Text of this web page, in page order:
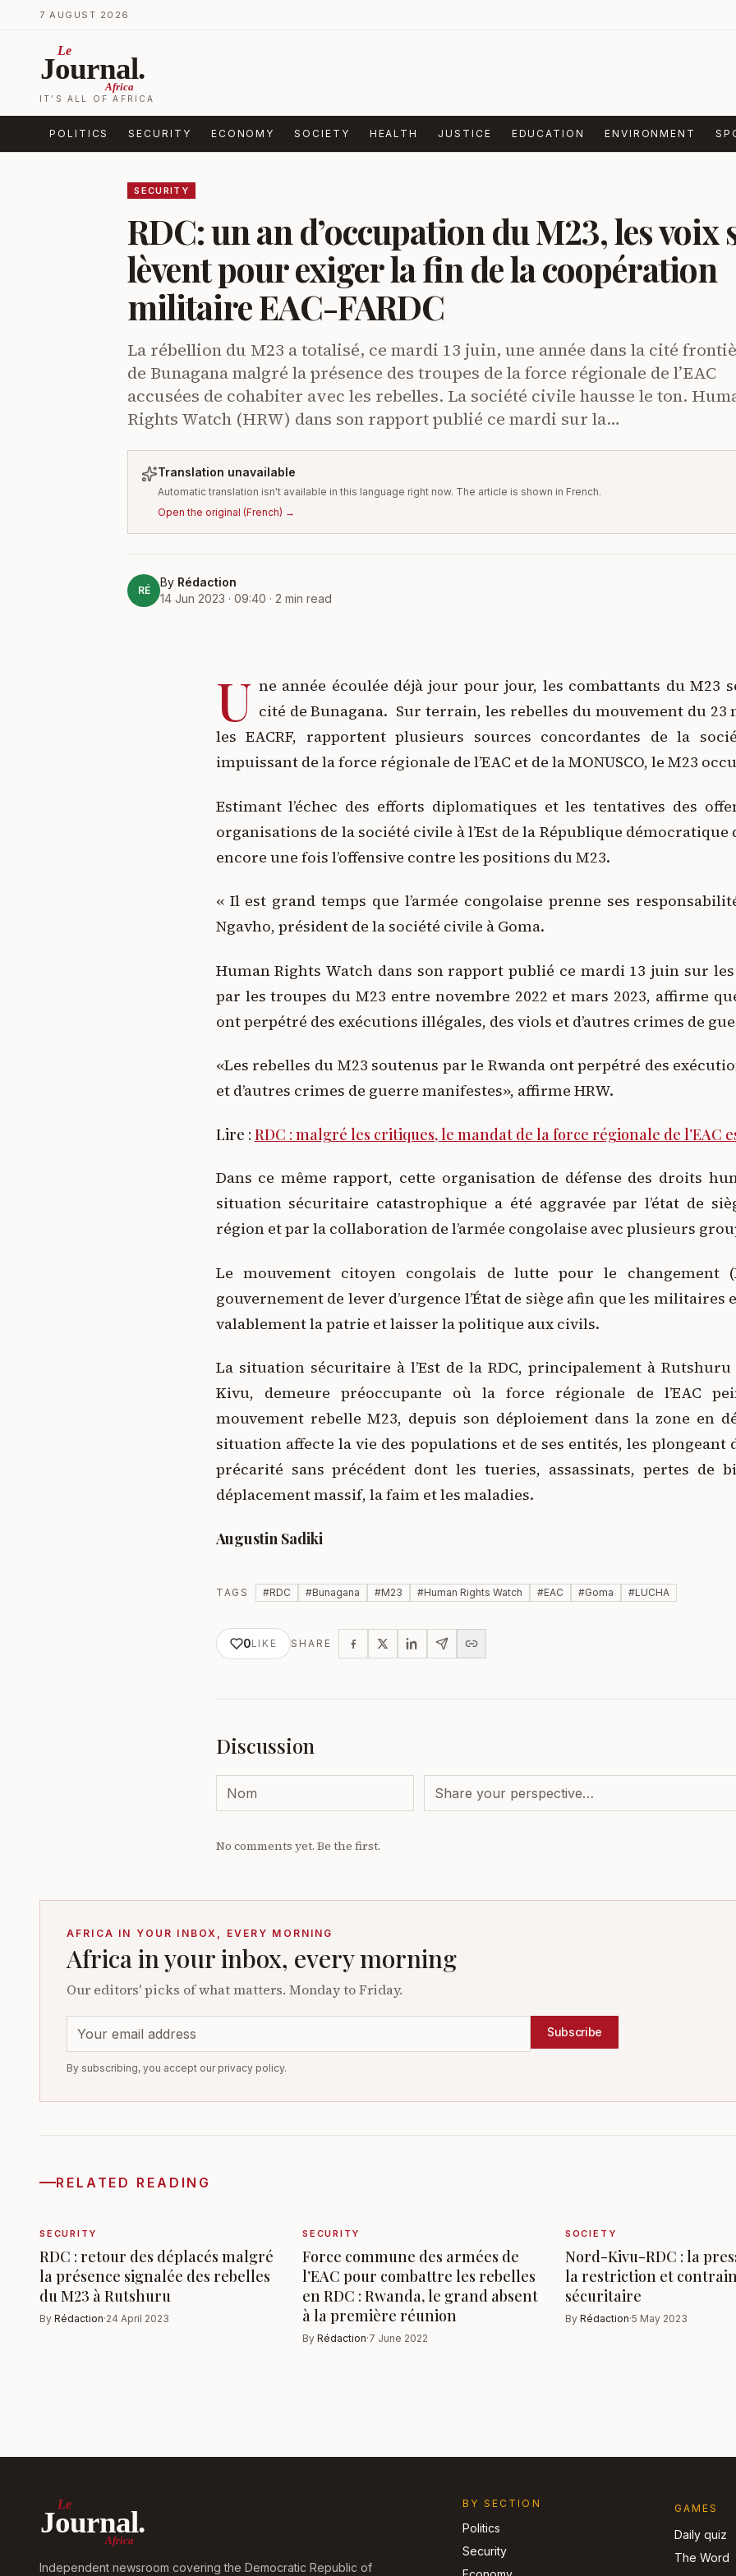
Skip to content
7 AUGUST 2026
Le
Journal.
Africa
IT’S ALL OF AFRICA
POLITICS SECURITY ECONOMY SOCIETY HEALTH JUSTICE EDUCATION ENVIRONMENT
SECURITY
RDC: un an d’occupation du M23, les voix
lèvent pour exiger la fin de la coopération
militaire EAC-FARDC
La rébellion du M23 a totalisé, ce mardi 13 juin, une année dans la cité
de Bunagana malgré la présence des troupes de la force régionale de l’EAC
accusées de cohabiter avec les rebelles. La société civile hausse le ton.
Rights Watch (HRW) dans son rapport publié ce mardi sur la…
Translation unavailable
Automatic translation isn't available in this language right now. The article is shown in French.
Open the original (French) →
RÉ
By Rédaction
14 Jun 2023 · 09:40 · 2 min read
U ne année écoulée déjà jour pour jour, les combattants du M23
cité de Bunagana. Sur terrain, les rebelles du mouvement du 23
les EACRF, rapportent plusieurs sources concordantes de la
impuissant de la force régionale de l’EAC et de la MONUSCO, le M23
Estimant l’échec des efforts diplomatiques et les tentatives des
organisations de la société civile à l’Est de la République
encore une fois l’offensive contre les positions du M23.
« Il est grand temps que l’armée congolaise prenne ses
Ngavho, président de la société civile à Goma.
Human Rights Watch dans son rapport publié ce mardi 13 juin sur
par les troupes du M23 entre novembre 2022 et mars 2023, affirme
ont perpétré des exécutions illégales, des viols et d’autres crimes de
«Les rebelles du M23 soutenus par le Rwanda ont perpétré des
et d’autres crimes de guerre manifestes», affirme HRW.
Lire : RDC : malgré les critiques, le mandat de la force régionale de l’EAC
Dans ce même rapport, cette organisation de défense des droits
situation sécuritaire catastrophique a été aggravée par l’état de
région et par la collaboration de l’armée congolaise avec plusieurs
Le mouvement citoyen congolais de lutte pour le changement
gouvernement de lever d’urgence l’État de siège afin que les
valablement la patrie et laisser la politique aux civils.
La situation sécuritaire à l’Est de la RDC, principalement à
Kivu, demeure préoccupante où la force régionale de l’EAC
mouvement rebelle M23, depuis son déploiement dans la zone en
situation affecte la vie des populations et de ses entités, les plongeant
précarité sans précédent dont les tueries, assassinats, pertes de
déplacement massif, la faim et les maladies.
Augustin Sadiki
TAGS #RDC #Bunagana #M23 #Human Rights Watch #EAC #Goma #LUCHA
0LIKE SHARE
Discussion
No comments yet. Be the first.
AFRICA IN YOUR INBOX, EVERY MORNING
Africa in your inbox, every morning
Our editors' picks of what matters. Monday to Friday.
Subscribe
By subscribing, you accept our privacy policy.
RELATED READING
SECURITY
RDC : retour des déplacés malgré
la présence signalée des rebelles
du M23 à Rutshuru
By Rédaction·24 April 2023
SECURITY
Force commune des armées de
l’EAC pour combattre les rebelles
en RDC : Rwanda, le grand absent
à la première réunion
By Rédaction·7 June 2022
SOCIETY
Nord-Kivu-RDC : la
la restriction et
sécuritaire
By Rédaction·5 May 2023
Le
Journal.
Africa
Independent newsroom covering the Democratic Republic of
BY SECTION
Politics
Security
GAMES
Daily quiz
The Word